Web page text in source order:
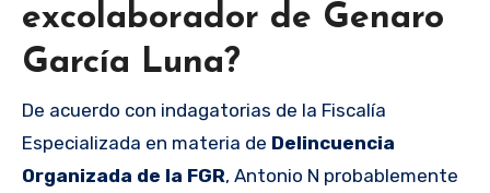
excolaborador de Genaro
García Luna?
De acuerdo con indagatorias de la Fiscalía
Especializada en materia de Delincuencia
Organizada de la FGR, Antonio N probablemente